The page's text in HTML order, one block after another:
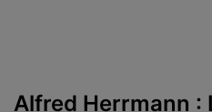
Alfred Herrmann :